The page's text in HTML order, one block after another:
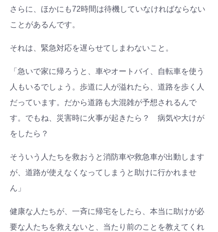
さらに、ほかにも72時間は待機していなければならない
ことがあるんです。
それは、緊急対応を遅らせてしまわないこと。
「急いで家に帰ろうと、車やオートバイ、自転車を使う
人もいるでしょう。歩道に人が溢れたら、道路を歩く人
だっています。だから道路も大混雑が予想されるんで
す。でもね、災害時に火事が起きたら？ 病気や大けが
をしたら？
そういう人たちを救おうと消防車や救急車が出動します
が、道路が使えなくなってしまうと助けに行かれませ
ん」
健康な人たちが、一斉に帰宅をしたら、本当に助けが必
要な人たちを救えないと、当たり前のことを教えてくれ
検索
#プレゼント #教育 #0歳
#母乳
#離乳食
プレゼント&
キャンペーン
妊娠&出産 子育て
学び 暮らし